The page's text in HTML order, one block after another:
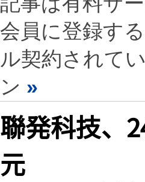
会員に登録す
ル契約されて
ン »
聯発科技、
元